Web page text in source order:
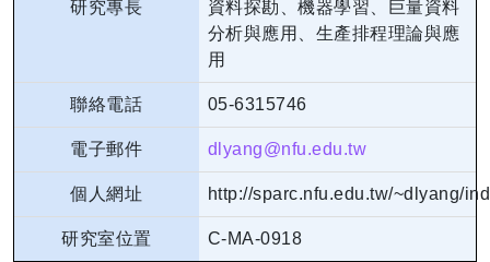
研究專長
資料探勘、機器學習、巨量資料
分析與應用、生產排程理論與應
用
聯絡電話 05-6315746
電子郵件 dlyang@nfu.edu.tw
個人網址 http://sparc.nfu.edu.tw/~dlyang/
研究室位置 C-MA-0918